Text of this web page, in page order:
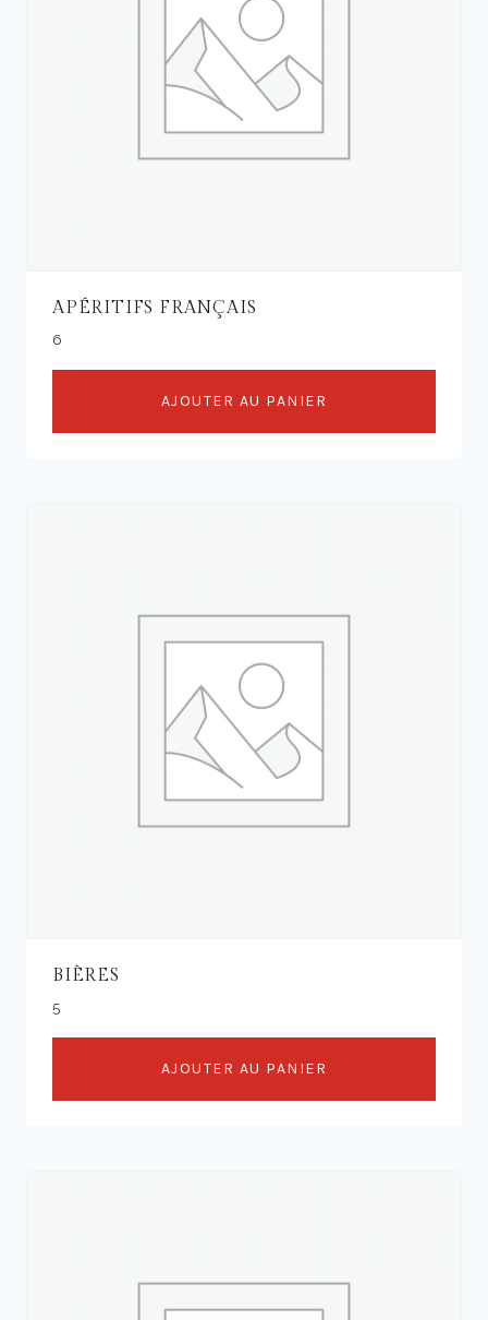
APÉRITIFS FRANÇAIS
6
AJOUTER AU PANIER
BIÈRES
5
AJOUTER AU PANIER